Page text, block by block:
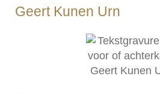
Geert Kunen Urn